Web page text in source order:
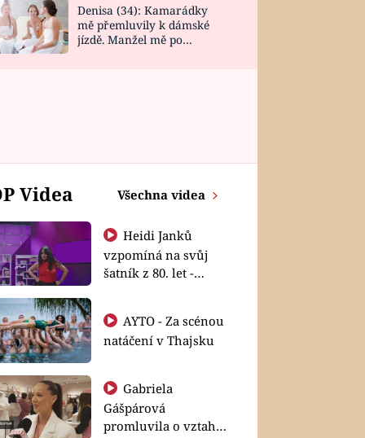
Denisa (34): Kamarádky
mě přemluvily k dámské
jízdě. Manžel mě po
Videa Všechna videa
Heidi Janků
vzpomíná na svůj
šatník z 80. let -
natáčení v Thajsku
Gabriela
Gášpárová
promluvila o vztahu